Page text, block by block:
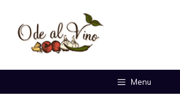
contenuto
Menu